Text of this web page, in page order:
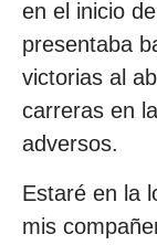
en el inicio
presentaba
victorias al
carreras en
adversos.
Estaré en la
mis